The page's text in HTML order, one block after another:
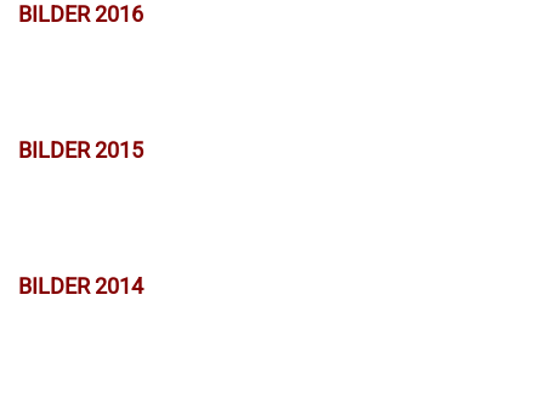
BILDER 2016
BILDER 2015
BILDER 2014